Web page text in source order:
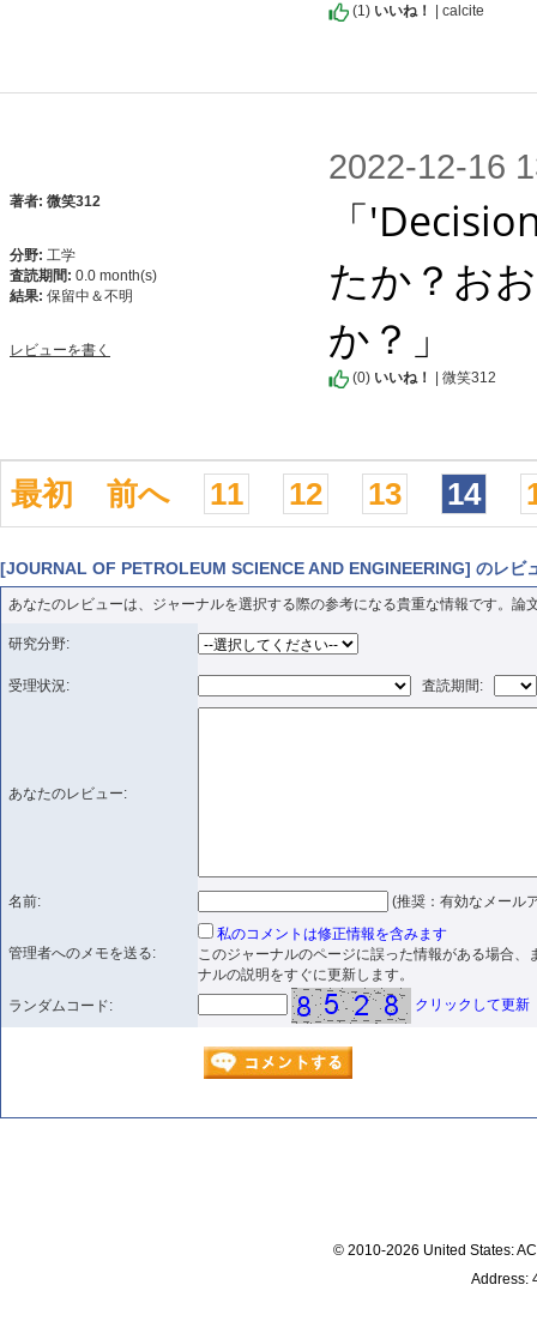
(1) いいね！ | calcite
著者: 微笑312
分野: 工学
査読期間: 0.0 month(s)
結果: 保留中＆不明
レビューを書く
2022-12-16
「
たか？お
か？」
(0) いいね！ | 微笑312
最初 前へ 11 12 13 14
[JOURNAL OF PETROLEUM SCIENCE AND ENGINEERING] のレビ
あなたのレビューは、ジャーナルを選択する際の参考になる貴重な情報です。論
研究分野:
受理状況: 査読期間:
あなたのレビュー:
名前: (推奨：有効なメール
管理者へのメモを送る:
私のコメントは修正情報を含みます
このジャーナルのページに誤った情報がある場合
ナルの説明をすぐに更新します。
ランダムコード:
クリックして更新
© 2010-2026 United States:
Address: